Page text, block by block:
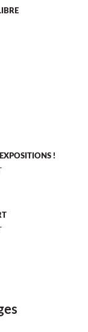
EXPOSITIONS !